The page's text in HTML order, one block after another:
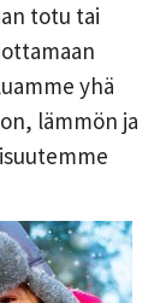
totu tai
yhä
lämmön ja